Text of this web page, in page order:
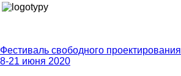
Фестиваль свободного проектирования
8-21 июня 2020